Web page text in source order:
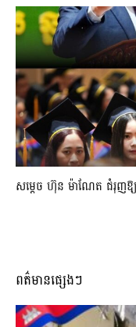
សម្តេច ហ៊ុន ម៉ាណែត ជំរុញ
ពត៌មានផ្សេងៗ